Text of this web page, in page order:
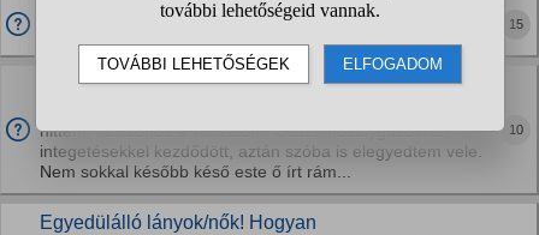
A férfiak többsége komoly párkapcsolatot keres? 15
Mi a magyarázat az efféle női viselkedésre?
hittem, kölcsönös a vonzalom. Összemosolygásokkal,
integetésekkel kezdődött, aztán szóba is elegyedtem vele.
Nem sokkal később késő este ő írt rám...
10
Egyedülálló lányok/nők! Hogyan